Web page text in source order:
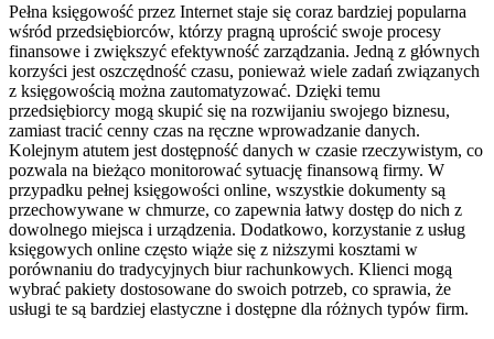
Pełna księgowość przez Internet staje się coraz bardziej popularna
wśród przedsiębiorców, którzy pragną uprościć swoje procesy
finansowe i zwiększyć efektywność zarządzania. Jedną z głównych
korzyści jest oszczędność czasu, ponieważ wiele zadań związanych
z księgowością można zautomatyzować. Dzięki temu
przedsiębiorcy mogą skupić się na rozwijaniu swojego biznesu,
zamiast tracić cenny czas na ręczne wprowadzanie danych.
Kolejnym atutem jest dostępność danych w czasie rzeczywistym, co
pozwala na bieżąco monitorować sytuację finansową firmy. W
przypadku pełnej księgowości online, wszystkie dokumenty są
przechowywane w chmurze, co zapewnia łatwy dostęp do nich z
dowolnego miejsca i urządzenia. Dodatkowo, korzystanie z usług
księgowych online często wiąże się z niższymi kosztami w
porównaniu do tradycyjnych biur rachunkowych. Klienci mogą
wybrać pakiety dostosowane do swoich potrzeb, co sprawia, że
usługi te są bardziej elastyczne i dostępne dla różnych typów firm.